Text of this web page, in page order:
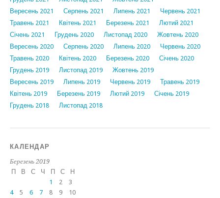
Вересень 2021
Серпень 2021 Липень 2021
Червень 2021
Травень 2021
Квітень 2021 Березень 2021
Лютий 2021
Січень 2021
Грудень 2020 Листопад 2020
Жовтень 2020
Вересень 2020
Серпень 2020 Липень 2020
Червень 2020
Травень 2020
Квітень 2020 Березень 2020
Січень 2020
Грудень 2019
Листопад 2019
Жовтень 2019
Вересень 2019
Липень 2019 Червень 2019
Травень 2019
Квітень 2019
Березень 2019 Лютий 2019
Січень 2019
Грудень 2018
Листопад 2018
КАЛЕНДАР
Березень 2019
П
В С Ч П С Н
1 2
3
4
5 6 7 8 9
10